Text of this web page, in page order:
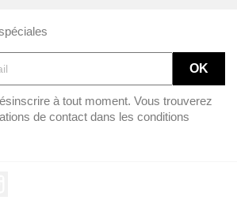
à tout moment. Vous trouverez
de contact dans les conditions